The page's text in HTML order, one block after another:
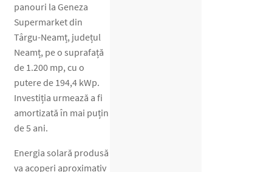
panouri la Geneza
Supermarket din
Târgu-Neamț, județul
Neamț, pe o suprafață
de 1.200 mp, cu o
putere de 194,4 kWp.
Investiția urmează a fi
amortizată în mai puțin
de 5 ani.
Energia solară produsă
va acoperi aproximativ